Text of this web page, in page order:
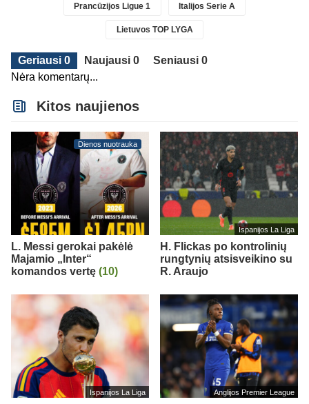
Prancūzijos Ligue 1 Italijos Serie A
Lietuvos TOP LYGA
Geriausi 0 Naujausi 0
Seniausi 0
Nėra komentarų...
Kitos naujienos
Dienos nuotrauka
L. Messi gerokai pakėlė
Majamio „Inter“
komandos vertę (10)
Ispanijos La Liga
H. Flickas po kontrolinių
rungtynių atsisveikino su
R. Araujo
Ispanijos La Liga Anglijos Premier League